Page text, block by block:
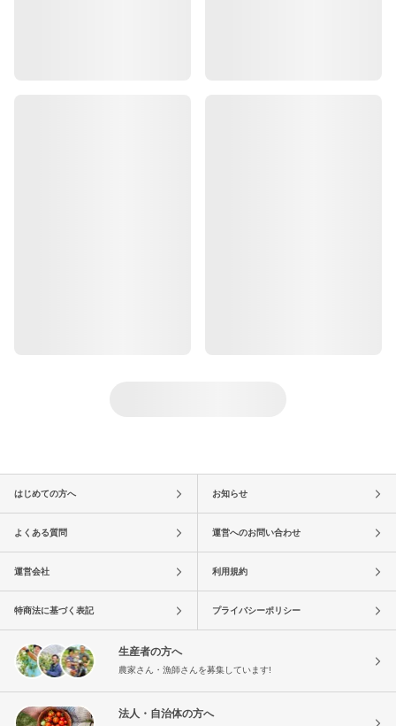
はじめての方へ お知らせ
よくある質問 運営へのお問い合わせ
運営会社 利用規約
特商法に基づく表記 プライバシーポリシー
生産者の方へ
農家さん・漁師さんを募集しています!
法人・自治体の方へ